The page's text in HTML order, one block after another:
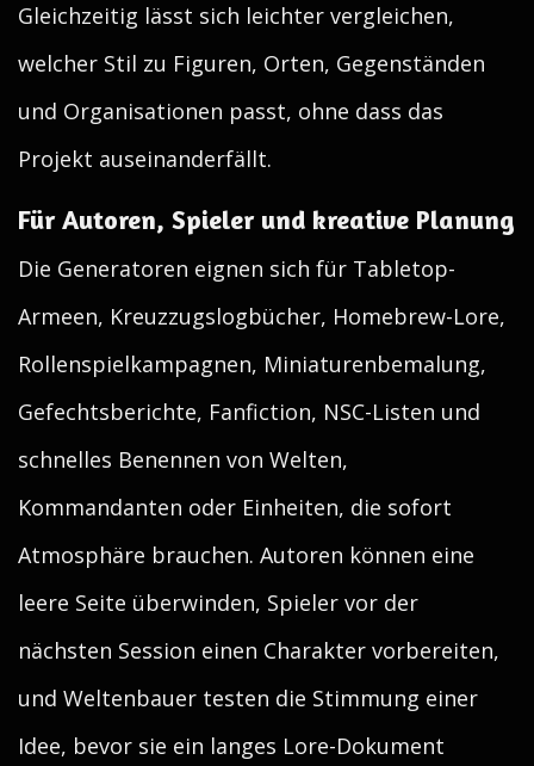
Gleichzeitig lässt sich leichter vergleichen,
welcher Stil zu Figuren, Orten, Gegenständen
und Organisationen passt, ohne dass das
Projekt auseinanderfällt.
Für Autoren, Spieler und kreative Planung
Die Generatoren eignen sich für Tabletop-
Armeen, Kreuzzugslogbücher, Homebrew-Lore,
Rollenspielkampagnen, Miniaturenbemalung,
Gefechtsberichte, Fanfiction, NSC-Listen und
schnelles Benennen von Welten,
Kommandanten oder Einheiten, die sofort
Atmosphäre brauchen. Autoren können eine
leere Seite überwinden, Spieler vor der
nächsten Session einen Charakter vorbereiten,
und Weltenbauer testen die Stimmung einer
Idee, bevor sie ein langes Lore-Dokument